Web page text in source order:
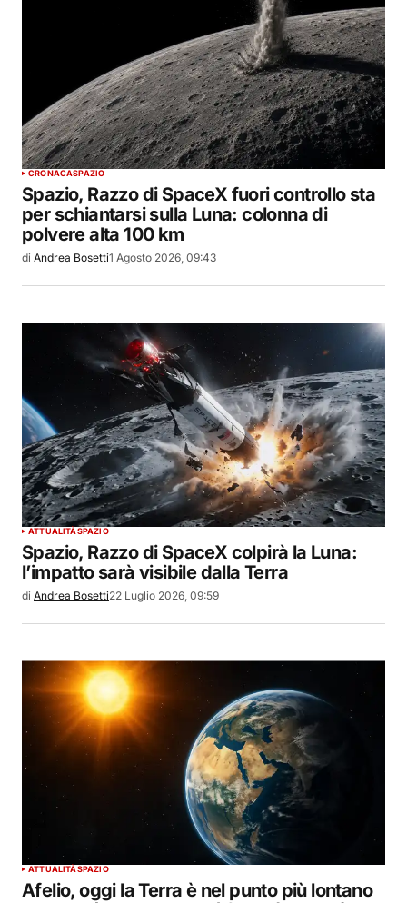
CRONACASPAZIO
Spazio, Razzo di SpaceX fuori controllo sta
per schiantarsi sulla Luna: colonna di
polvere alta 100 km
di Andrea Bosetti1 Agosto 2026, 09:43
ATTUALITÀSPAZIO
Spazio, Razzo di SpaceX colpirà la Luna:
l’impatto sarà visibile dalla Terra
di Andrea Bosetti22 Luglio 2026, 09:59
ATTUALITÀSPAZIO
Afelio, oggi la Terra è nel punto più lontano